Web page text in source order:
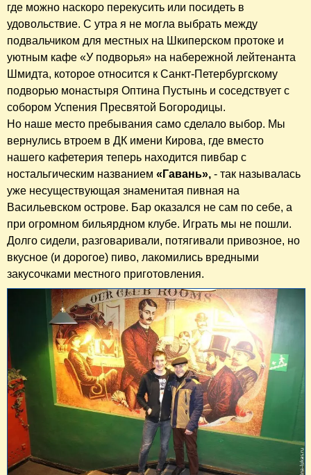
где можно наскоро перекусить или посидеть в
удовольствие. С утра я не могла выбрать между
подвальчиком для местных на Шкиперском протоке и
уютным кафе «У подворья» на набережной лейтенанта
Шмидта, которое относится к Санкт-Петербургскому
подворью монастыря Оптина Пустынь и соседствует с
собором Успения Пресвятой Богородицы.
Но наше место пребывания само сделало выбор. Мы
вернулись втроем в ДК имени Кирова, где вместо
нашего кафетерия теперь находится пивбар с
ностальгическим названием «Гавань», - так называлась
уже несуществующая знаменитая пивная на
Васильевском острове. Бар оказался не сам по себе, а
при огромном бильярдном клубе. Играть мы не пошли.
Долго сидели, разговаривали, потягивали привозное, но
вкусное (и дорогое) пиво, лакомились вредными
закусочками местного приготовления.